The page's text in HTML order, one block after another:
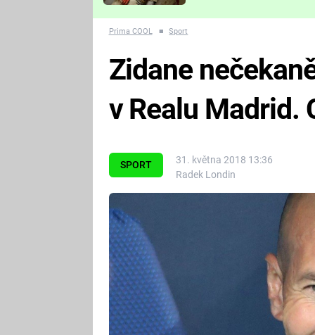
nejvíc zvednou tep?
Prima COOL ■ Sport
SPORT
31. května 2018 13:36
Radek Londin
Zidane
v Realu Madrid.